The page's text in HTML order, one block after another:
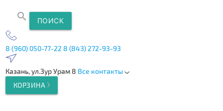
search ПОИСК
8 (960) 050-77-22 8 (843) 272-93-93
Казань, ул.Зур Урам 8 Все контакты
КОРЗИНА